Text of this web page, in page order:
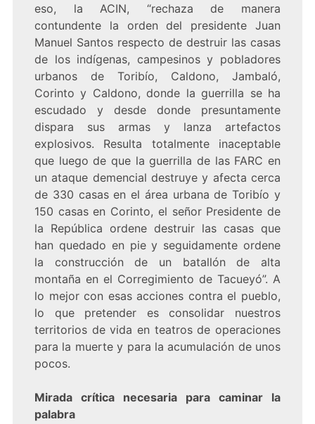
eso, la ACIN, “rechaza de manera
contundente la orden del presidente Juan
Manuel Santos respecto de destruir las casas
de los indígenas, campesinos y pobladores
urbanos de Toribío, Caldono, Jambaló,
Corinto y Caldono, donde la guerrilla se ha
escudado y desde donde presuntamente
dispara sus armas y lanza artefactos
explosivos. Resulta totalmente inaceptable
que luego de que la guerrilla de las FARC en
un ataque demencial destruye y afecta cerca
de 330 casas en el área urbana de Toribío y
150 casas en Corinto, el señor Presidente de
la República ordene destruir las casas que
han quedado en pie y seguidamente ordene
la construcción de un batallón de alta
montaña en el Corregimiento de Tacueyó”. A
lo mejor con esas acciones contra el pueblo,
lo que pretender es consolidar nuestros
territorios de vida en teatros de operaciones
para la muerte y para la acumulación de unos
pocos.
Mirada crítica necesaria para caminar la
palabra